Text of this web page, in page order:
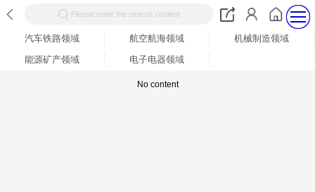
Please enter the search content
汽车铁路领域 航空航海领域
机械制造领域
能源矿产领域
电子电器领域
No content